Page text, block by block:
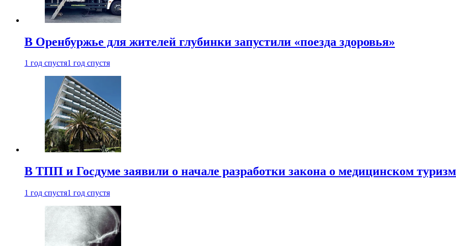
В Оренбуржье для жителей глубинки запустили «поезда здоровья»
1 год спустя1 год спустя
В ТПП и Госдуме заявили о начале разработки закона о медицинском
1 год спустя1 год спустя